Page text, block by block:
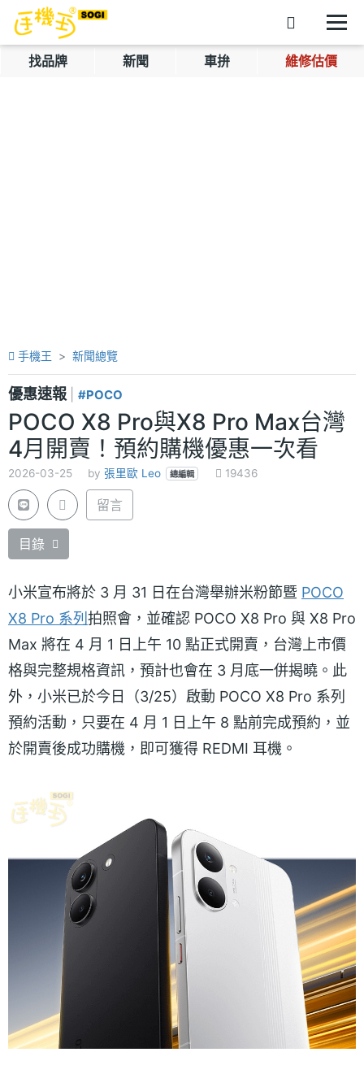
找品牌 新聞 車拚 維修估價
手機王 新聞總覽
優惠速報 #POCO
POCO X8 Pro與X8 Pro Max台灣
4月開賣！預約購機優惠一次看
2026-03-25 by 張里歐 Leo 總編輯 19436
留言
目錄
小米宣布將於 3 月 31 日在台灣舉辦米粉節暨 POCO
X8 Pro 系列 拍照會，並確認 POCO X8 Pro 與 X8 Pro
Max 將在 4 月 1 日上午 10 點正式開賣，台灣上市價
格與完整規格資訊，預計也會在 3 月底一併揭曉。此
外，小米已於今日（3/25）啟動 POCO X8 Pro 系列
預約活動，只要在 4 月 1 日上午 8 點前完成預約，並
於開賣後成功購機，即可獲得 REDMI 耳機。